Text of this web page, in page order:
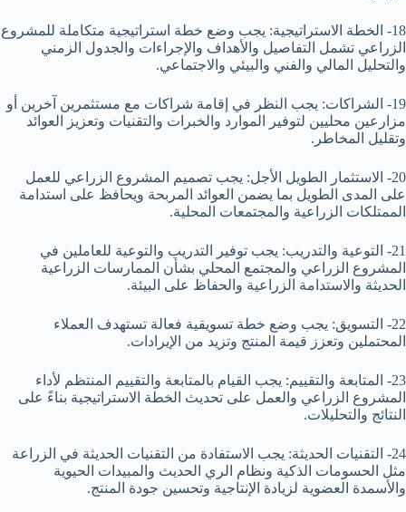
18- الخطة الاستراتيجية: يجب وضع خطة استراتيجية متكاملة للمشروع
الزراعي تشمل التفاصيل والأهداف والإجراءات والجدول الزمني
والتحليل المالي والفني والبيئي والاجتماعي.
19- الشراكات: يجب النظر في إقامة شراكات مع مستثمرين آخرين أو
مزارعين محليين لتوفير الموارد والخبرات والتقنيات وتعزيز العوائد
وتقليل المخاطر.
20- الاستثمار الطويل الأجل: يجب تصميم المشروع الزراعي للعمل
على المدى الطويل بما يضمن العوائد المربحة ويحافظ على استدامة
الممتلكات الزراعية والمجتمعات المحلية.
21- التوعية والتدريب: يجب توفير التدريب والتوعية للعاملين في
المشروع الزراعي والمجتمع المحلي بشأن الممارسات الزراعية
الحديثة والاستدامة الزراعية والحفاظ على البيئة.
22- التسويق: يجب وضع خطة تسويقية فعالة تستهدف العملاء
المحتملين وتعزز قيمة المنتج وتزيد من الإيرادات.
23- المتابعة والتقييم: يجب القيام بالمتابعة والتقييم المنتظم لأداء
المشروع الزراعي والعمل على تحديث الخطة الاستراتيجية بناءً على
النتائج والتحليلات.
24- التقنيات الحديثة: يجب الاستفادة من التقنيات الحديثة في الزراعة
مثل الحسومات الذكية ونظام الري الحديث والمبيدات الحيوية
والأسمدة العضوية لزيادة الإنتاجية وتحسين جودة المنتج.